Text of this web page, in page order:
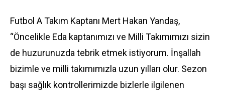
Futbol A Takım Kaptanı Mert Hakan Yandaş,
“Öncelikle Eda kaptanımızı ve Milli Takımımızı sizin
de huzurunuzda tebrik etmek istiyorum. İnşallah
bizimle ve milli takımımızla uzun yılları olur. Sezon
başı sağlık kontrollerimizde bizlerle ilgilenen